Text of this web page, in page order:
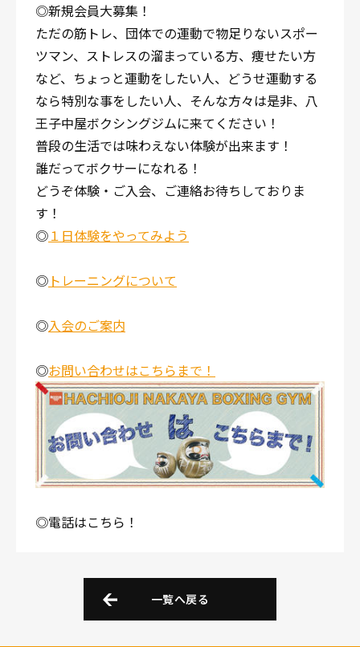
◎新規会員大募集！
ただの筋トレ、団体での運動で物足りないスポー
ツマン、ストレスの溜まっている方、痩せたい方
など、ちょっと運動をしたい人、どうせ運動する
なら特別な事をしたい人、そんな方々は是非、八
王子中屋ボクシングジムに来てください！
普段の生活では味わえない体験が出来ます！
誰だってボクサーになれる！
どうぞ体験・ご入会、ご連絡お待ちしておりま
す！
◎１日体験をやってみよう
◎ トレーニングについて
◎入会のご案内
◎お問い合わせはこちらまで！
◎電話はこちら！
一覧へ戻る